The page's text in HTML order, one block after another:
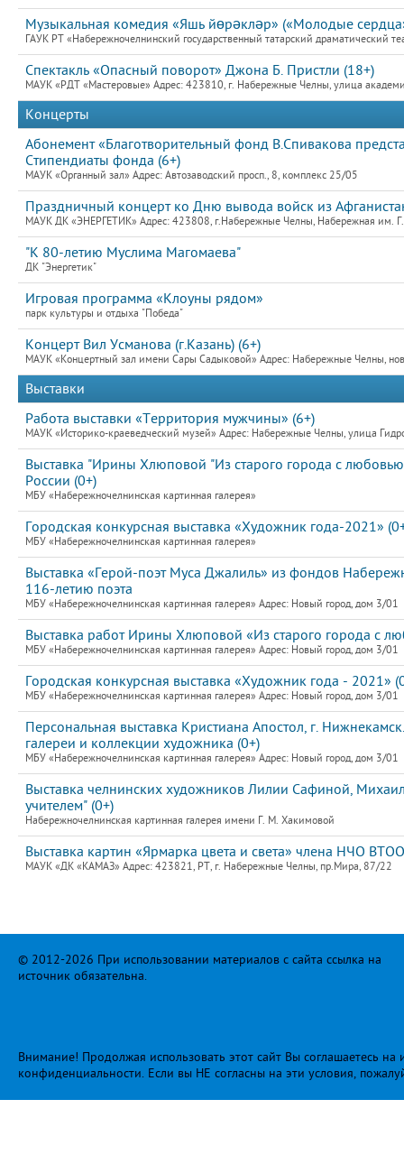
Музыкальная комедия «Яшь йөрәкләр» («Молодые
ГАУК РТ «Набережночелнинский государственный татарский драматический
Спектакль «Опасный поворот» Джона Б. Пристли (18+)
МАУК «РДТ «Мастеровые» Адрес: 423810, г. Набережные Челны, улица
Концерты
Абонемент «Благотворительный фонд В.Спивакова
Стипендиаты фонда (6+)
МАУК «Органный зал» Адрес: Автозаводский просп., 8, комплекс 25/05
Праздничный концерт ко Дню вывода войск из
МАУК ДК «ЭНЕРГЕТИК» Адрес: 423808, г.Набережные Челны, Набережная им.
"К 80-летию Муслима Магомаева"
ДК "Энергетик"
Игровая программа «Клоуны рядом»
парк культуры и отдыха "Победа"
Концерт Вил Усманова (г.Казань) (6+)
МАУК «Концертный зал имени Сары Садыковой» Адрес: Набережные Челны,
Выставки
Работа выставки «Территория мужчины» (6+)
МАУК «Историко-краеведческий музей» Адрес: Набережные Челны, улица
Выставка "Ирины Хлюповой "Из старого города с
России (0+)
МБУ «Набережночелнинская картинная галерея»
Городская конкурсная выставка «Художник года-2021»
МБУ «Набережночелнинская картинная галерея»
Выставка «Герой-поэт Муса Джалиль» из фондов
116-летию поэта
МБУ «Набережночелнинская картинная галерея» Адрес: Новый город, дом 3/01
Выставка работ Ирины Хлюповой «Из старого города с
МБУ «Набережночелнинская картинная галерея» Адрес: Новый город, дом 3/01
Городская конкурсная выставка «Художник года - 2021»
МБУ «Набережночелнинская картинная галерея» Адрес: Новый город, дом 3/01
Персональная выставка Кристиана Апостол, г.
галереи и коллекции художника (0+)
МБУ «Набережночелнинская картинная галерея» Адрес: Новый город, дом 3/01
Выставка челнинских художников Лилии Сафиной,
учителем" (0+)
Набережночелнинская картинная галерея имени Г. М. Хакимовой
Выставка картин «Ярмарка цвета и света» члена НЧО
МАУК «ДК «КАМАЗ» Адрес: 423821, РТ, г. Набережные Челны, пр.Мира, 87/22
© 2012-2026 При использовании материалов с сайта ссылка на
источник обязательна.
Внимание! Продолжая использовать этот сайт Вы соглашаетесь
конфиденциальности. Если вы НЕ согласны на эти условия,